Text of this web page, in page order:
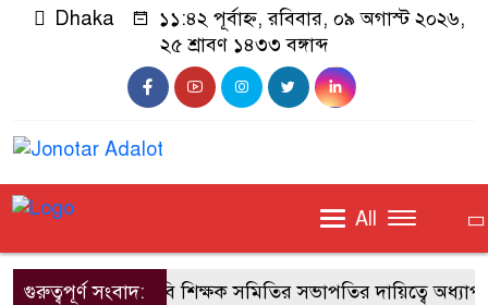
Dhaka
১১:৪২ পূর্বাহ্ন, রবিবার, ০৯ অগাস্ট ২০২৬,
২৫ শ্রাবণ ১৪৩৩ বঙ্গাব্দ
All
গুরুত্বপূর্ণ সংবাদ:জাবি শিক্ষক সমিতির সভাপতির দায়িত্বে